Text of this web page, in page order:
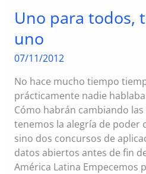
reunión
de
#DAL2012
y
tercera
reunión
Uno para todos,
uno
07/11/2012
No hace mucho tiempo
prácticamente nadie
Cómo habrán cambiando
tenemos la alegría de poder
sino dos concursos de
datos abiertos antes de fin
América Latina Empecemos